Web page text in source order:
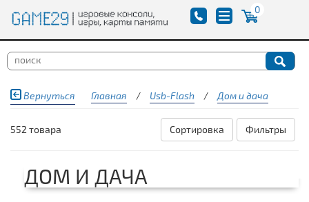
0
Вернуться Главная / Usb-Flash / Дом и дача
552 товара Фильтры
Сортировка
ДОМ И ДАЧА